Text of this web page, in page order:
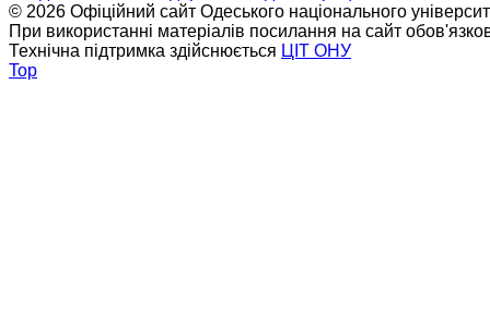
© 2026 Офіційний сайт Одеського національного
При використанні матеріалів посилання на сайт
Технічна підтримка здійснюється ЦІТ ОНУ
Top